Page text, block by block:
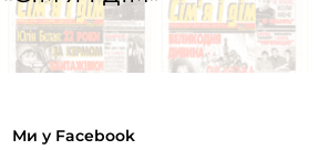
Ми у Facebook